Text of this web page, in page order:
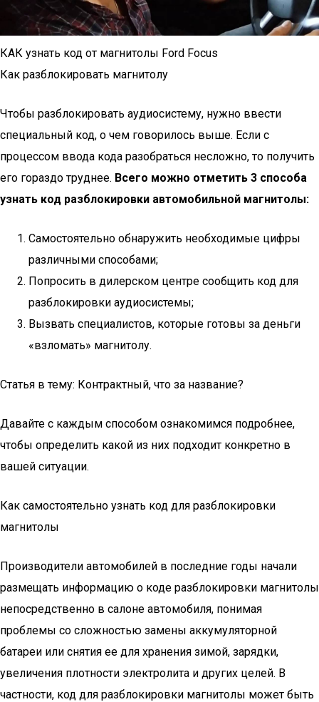
КАК узнать код от магнитолы Ford Focus
Как разблокировать магнитолу
Чтобы разблокировать аудиосистему, нужно ввести
специальный код, о чем говорилось выше. Если с
процессом ввода кода разобраться несложно, то получить
его гораздо труднее. Всего можно отметить 3 способа
узнать код разблокировки автомобильной магнитолы:
Самостоятельно обнаружить необходимые цифры
различными способами;
Попросить в дилерском центре сообщить код для
разблокировки аудиосистемы;
Вызвать специалистов, которые готовы за деньги
«взломать» магнитолу.
Статья в тему: Контрактный, что за название?
Давайте с каждым способом ознакомимся подробнее,
чтобы определить какой из них подходит конкретно в
вашей ситуации.
Как самостоятельно узнать код для разблокировки
магнитолы
Производители автомобилей в последние годы начали
размещать информацию о коде разблокировки магнитолы
непосредственно в салоне автомобиля, понимая
проблемы со сложностью замены аккумуляторной
батареи или снятия ее для хранения зимой, зарядки,
увеличения плотности электролита и других целей. В
частности, код для разблокировки магнитолы может быть